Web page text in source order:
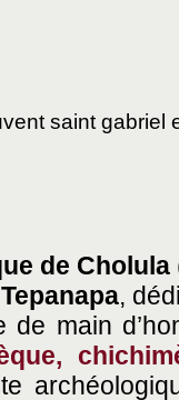
saint gabriel
de Cholula
,
de main